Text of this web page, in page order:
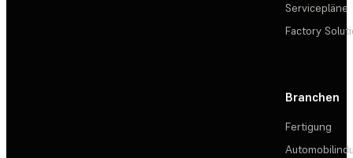
Servicepläne
Factory
Branchen
Fertigung